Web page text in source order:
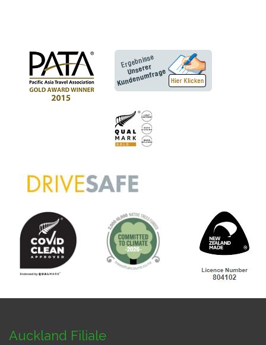
Auckland Filiale